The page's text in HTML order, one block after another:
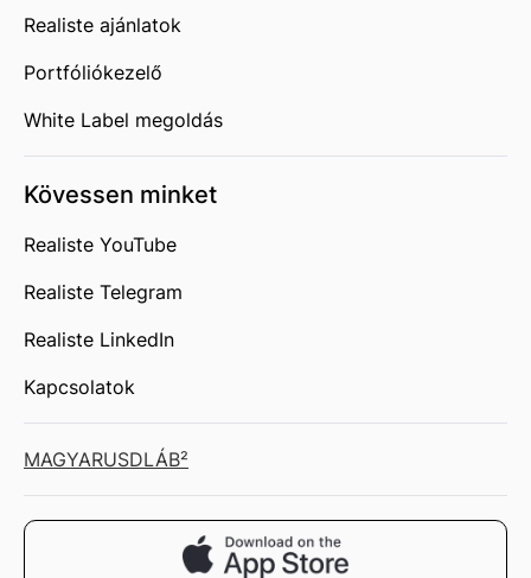
Realiste ajánlatok
Portfóliókezelő
White Label megoldás
Kövessen minket
Realiste YouTube
Realiste Telegram
Realiste LinkedIn
Kapcsolatok
MAGYARUSDLÁB²